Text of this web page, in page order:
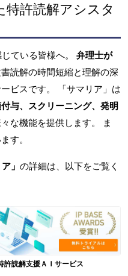
特許読解アシスタ
ている皆様へ。 弁理士が
読解の時間短縮と理解の深
ビスです。 「サマリア」は
与、スクリーニング、発明
な機能を提供します。 ま
す。
」 の詳細は、以下をご覧く
許読解支援ＡＩサービス